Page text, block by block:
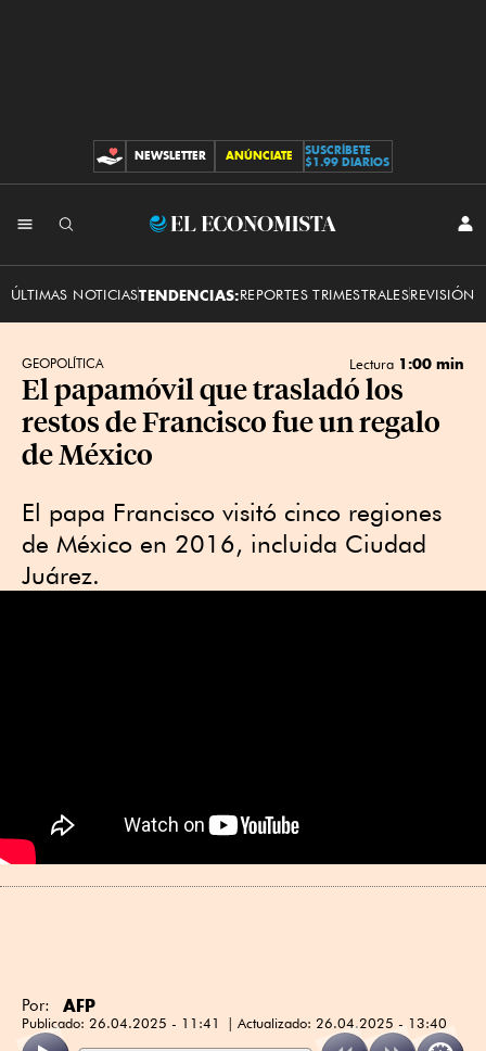
CONTRIBUCIONES
NEWSLETTER ANÚNCIATE
SUSCRÍBETE
$1.99 DIARIOS
El
ÚLTIMAS NOTICIASTENDENCIAS:REPORTES TRIMESTRALESREVISIÓN
GEOPOLÍTICA Lectura 1:00 min
El papamóvil que trasladó los
restos de Francisco fue un regalo
de México
El papa Francisco visitó cinco regiones
de México en 2016, incluida Ciudad
Juárez.
Por: AFP
Publicado: 26.04.2025 - 11:41 Actualizado: 26.04.2025 - 13:40